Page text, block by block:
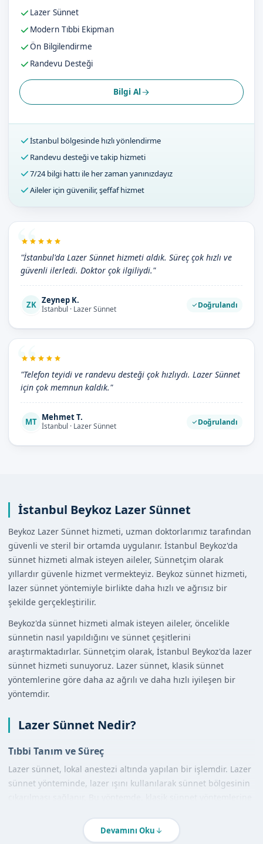
Lazer Sünnet
Modern Tıbbi Ekipman
Ön Bilgilendirme
Randevu Desteği
Bilgi Al
İstanbul bölgesinde hızlı yönlendirme
Randevu desteği ve takip hizmeti
7/24 bilgi hattı ile her zaman yanınızdayız
Aileler için güvenilir, şeffaf hizmet
"İstanbul'da Lazer Sünnet hizmeti aldık. Süreç çok hızlı ve
güvenli ilerledi. Doktor çok ilgiliydi."
ZK Zeynep K.
İstanbul · Lazer Sünnet Doğrulandı
"Telefon teyidi ve randevu desteği çok hızlıydı. Lazer Sünnet
için çok memnun kaldık."
MT Mehmet T.
İstanbul · Lazer Sünnet Doğrulandı
İstanbul Beykoz Lazer Sünnet
Beykoz Lazer Sünnet hizmeti, uzman doktorlarımız tarafından
güvenli ve steril bir ortamda uygulanır. İstanbul Beykoz'da
sünnet hizmeti almak isteyen aileler, Sünnetçim olarak
yıllardır güvenle hizmet vermekteyiz. Beykoz sünnet hizmeti,
lazer sünnet yöntemiyle birlikte daha hızlı ve ağrısız bir
şekilde gerçekleştirilir.
Beykoz'da sünnet hizmeti almak isteyen aileler, öncelikle
sünnetin nasıl yapıldığını ve sünnet çeşitlerini
araştırmaktadırlar. Sünnetçim olarak, İstanbul Beykoz'da lazer
sünnet hizmeti sunuyoruz. Lazer sünnet, klasik sünnet
yöntemlerine göre daha az ağrılı ve daha hızlı iyileşen bir
yöntemdir.
Lazer Sünnet Nedir?
Tıbbi Tanım ve Süreç
Lazer sünnet, lokal anestezi altında yapılan bir işlemdir. Lazer
sünnet yönteminde, lazer ışını kullanılarak sünnet bölgesinin
Diğer Yöntemlerle Karşılaştırma
Devamını Oku